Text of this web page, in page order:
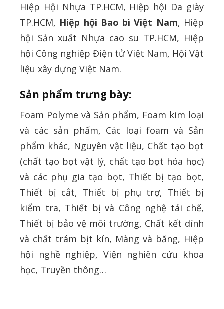
Hiệp Hội Nhựa TP.HCM, Hiệp hội Da giày
TP.HCM, Hiệp hội Bao bì Việt Nam, Hiệp
hội Sản xuất Nhựa cao su TP.HCM, Hiệp
hội Công nghiệp Điện tử Việt Nam, Hội Vật
liệu xây dựng Việt Nam.
Sản phẩm trưng bày:
Foam Polyme và Sản phẩm, Foam kim loại
và các sản phẩm, Các loại foam và Sản
phẩm khác, Nguyên vật liệu, Chất tạo bọt
(chất tạo bọt vật lý, chất tạo bọt hóa học)
và các phụ gia tạo bọt, Thiết bị tạo bọt,
Thiết bị cắt, Thiết bị phụ trợ, Thiết bị
kiểm tra, Thiết bị và Công nghệ tái chế,
Thiết bị bảo vệ môi trường, Chất kết dính
và chất trám bịt kín, Màng và băng, Hiệp
hội nghề nghiệp, Viện nghiên cứu khoa
học, Truyền thông…